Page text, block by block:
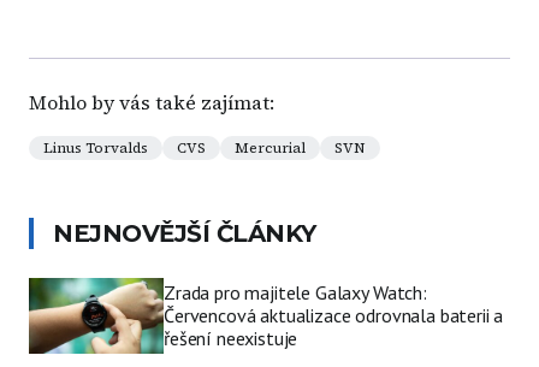
Mohlo by vás také zajímat:
Linus Torvalds CVS Mercurial SVN
NEJNOVĚJŠÍ ČLÁNKY
Zrada pro majitele Galaxy Watch:
Červencová aktualizace odrovnala baterii a
řešení neexistuje